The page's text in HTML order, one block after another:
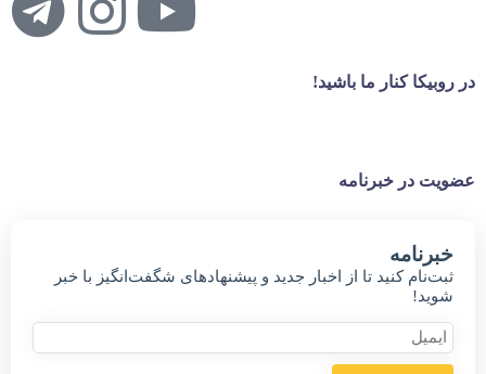
در روبیکا کنار ما باشید!
عضویت در خبرنامه
خبر‌نامه
ثبت‌نام کنید تا از اخبار جدید و پیشنهاد‌های شگفت‌انگیز با خبر
شوید!